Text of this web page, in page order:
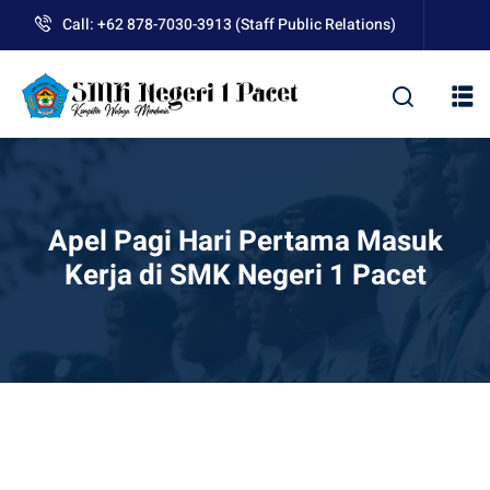
content
Call: +62 878-7030-3913 (Staff Public Relations)
Apel Pagi Hari Pertama Masuk
Kerja di SMK Negeri 1 Pacet